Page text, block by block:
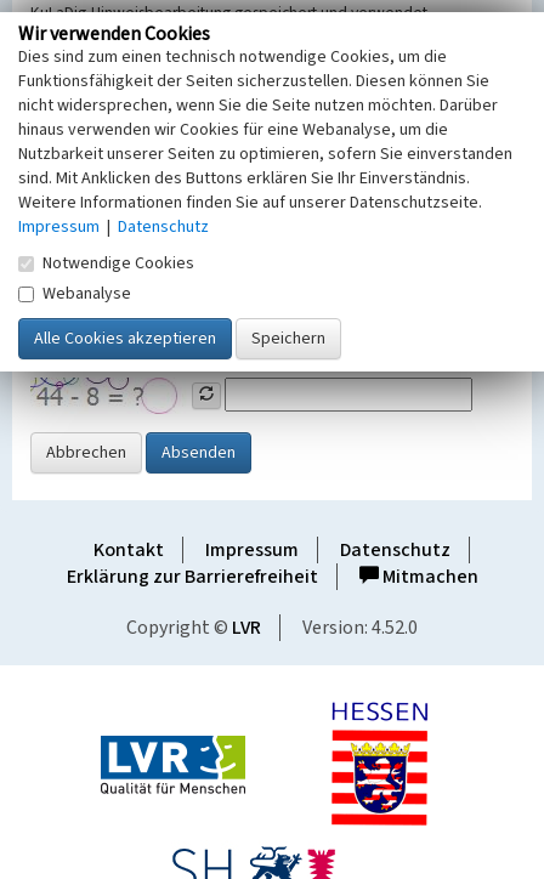
KuLaDig-Hinweisbearbeitung gespeichert und verwendet.
Selbstverständlich werden diese entsprechend der Vorschriften des
Telemediengesetzes, des Datenschutzgesetzes NRW und der seit
dem 25.05.2018 gültigen Europäischen Datenschutzgrundverordnung
(EU-DSGVO) vertraulich behandelt, beachten Sie bitte unsere
Hinweise zumDatenschutz
Nachricht
SicherheitsabfrageTragen Sie unten das Rechenergebnis aus der
Grafik ein
Abbrechen Absenden
Kontakt Impressum
Datenschutz
Erklärung zur Barrierefreiheit
Mitmachen
Copyright © LVR Version: 4.52.0
Wir verwenden Cookies
Dies sind zum einen technisch notwendige Cookies, um die
Funktionsfähigkeit der Seiten sicherzustellen. Diesen können Sie
nicht widersprechen, wenn Sie die Seite nutzen möchten. Darüber
hinaus verwenden wir Cookies für eine Webanalyse, um die
Nutzbarkeit unserer Seiten zu optimieren, sofern Sie einverstanden
sind. Mit Anklicken des Buttons erklären Sie Ihr Einverständnis.
Weitere Informationen finden Sie auf unserer Datenschutzseite.
Impressum | Datenschutz
Notwendige Cookies
Webanalyse